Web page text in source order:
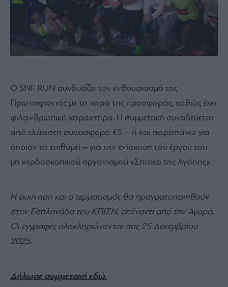
Ο SNF RUN συνδυάζει τον ενθουσιασμό της
Πρωτοχρονιάς με τη χαρά της προσφοράς, καθώς έχει
φιλανθρωπικό χαρακτήρα. Η συμμετοχή συνοδεύεται
από ελάχιστη συνεισφορά €5 – ή και παραπάνω για
όποιον το επιθυμεί – για την ενίσχυση του έργου του
μη κερδοσκοπικού οργανισμού «Σπιτικό της Αγάπης».
Η εκκίνηση και ο τερματισμός θα πραγματοποιηθούν
στην Εσπλανάδα του ΚΠΙΣΝ, απέναντι από την Αγορά.
Οι εγγραφές ολοκληρώνονται στις 25 Δεκεμβρίου
2025.
Δήλωσε συμμετοχή εδώ.